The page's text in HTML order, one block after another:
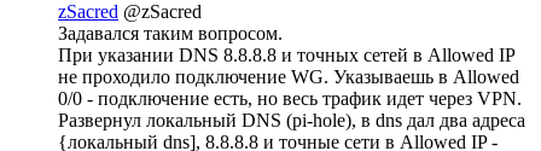
zSacred @zSacred
Задавался таким вопросом.
При указании DNS 8.8.8.8 и точных сетей в Allowed IP
не проходило подключение WG. Указываешь в Allowed
0/0 - подключение есть, но весь трафик идет через VPN.
Развернул локальный DNS (pi-hole), в dns дал два адреса
{локальный dns], 8.8.8.8 и точные сети в Allowed IP -